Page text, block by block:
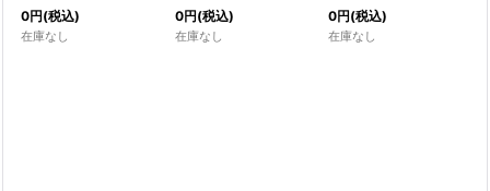
0円(税込)
在庫なし
0円(税込)
在庫なし
0円(税込)
在庫なし